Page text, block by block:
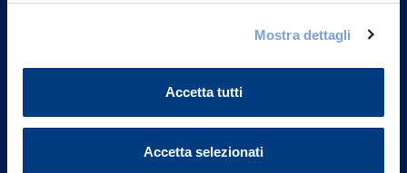
Mostra dettagli
Accetta tutti
Accetta selezionati
Governance